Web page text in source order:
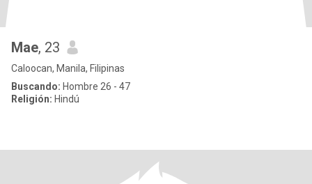
Mae, 23
Caloocan, Manila, Filipinas
Buscando: Hombre 26 - 47
Religión: Hindú